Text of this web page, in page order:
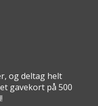
og deltag helt
gavekort på 500